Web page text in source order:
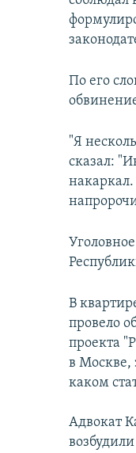
По его
"Я
сказал:
В
провело
проекта
в Москве,
каком
Адвокат